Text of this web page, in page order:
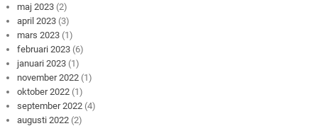
maj 2023 (2)
april 2023 (3)
mars 2023 (1)
februari 2023 (6)
januari 2023 (1)
november 2022 (1)
oktober 2022 (1)
september 2022 (4)
augusti 2022 (2)